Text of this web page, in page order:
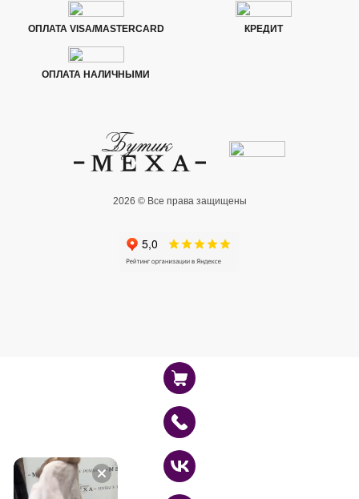
ОПЛАТА VISA/MASTERCARD КРЕДИТ
ОПЛАТА НАЛИЧНЫМИ
2026 © Все права защищены